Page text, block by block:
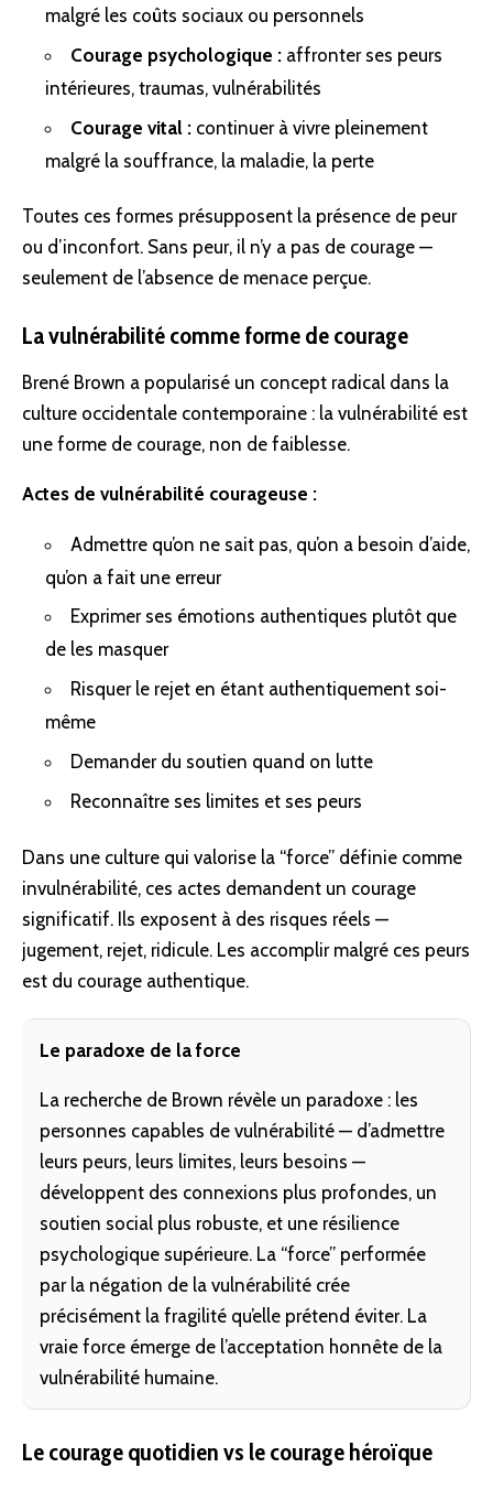
malgré les coûts sociaux ou personnels
Courage psychologique : affronter ses peurs
intérieures, traumas, vulnérabilités
Courage vital : continuer à vivre pleinement
malgré la souffrance, la maladie, la perte
Toutes ces formes présupposent la présence de peur
ou d’inconfort. Sans peur, il n’y a pas de courage —
seulement de l’absence de menace perçue.
La vulnérabilité comme forme de courage
Brené Brown a popularisé un concept radical dans la
culture occidentale contemporaine : la vulnérabilité est
une forme de courage, non de faiblesse.
Actes de vulnérabilité courageuse :
Admettre qu’on ne sait pas, qu’on a besoin d’aide,
qu’on a fait une erreur
Exprimer ses émotions authentiques plutôt que
de les masquer
Risquer le rejet en étant authentiquement soi-
même
Demander du soutien quand on lutte
Reconnaître ses limites et ses peurs
Dans une culture qui valorise la “force” définie comme
invulnérabilité, ces actes demandent un courage
significatif. Ils exposent à des risques réels —
jugement, rejet, ridicule. Les accomplir malgré ces peurs
est du courage authentique.
Le paradoxe de la force
La recherche de Brown révèle un paradoxe : les
personnes capables de vulnérabilité — d’admettre
leurs peurs, leurs limites, leurs besoins —
développent des connexions plus profondes, un
soutien social plus robuste, et une résilience
psychologique supérieure. La “force” performée
par la négation de la vulnérabilité crée
précisément la fragilité qu’elle prétend éviter. La
vraie force émerge de l’acceptation honnête de la
vulnérabilité humaine.
Le courage quotidien vs le courage héroïque